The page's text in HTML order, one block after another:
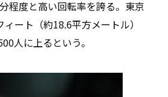
程度と高い回転率を誇る。東京
ート（約18.6平方メートル）
人に上るという。